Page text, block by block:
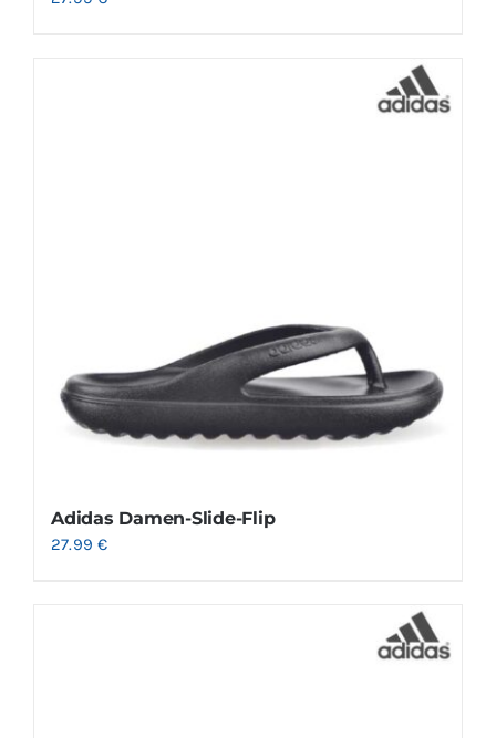
Adidas Damen-Slide-Flip
27.99€